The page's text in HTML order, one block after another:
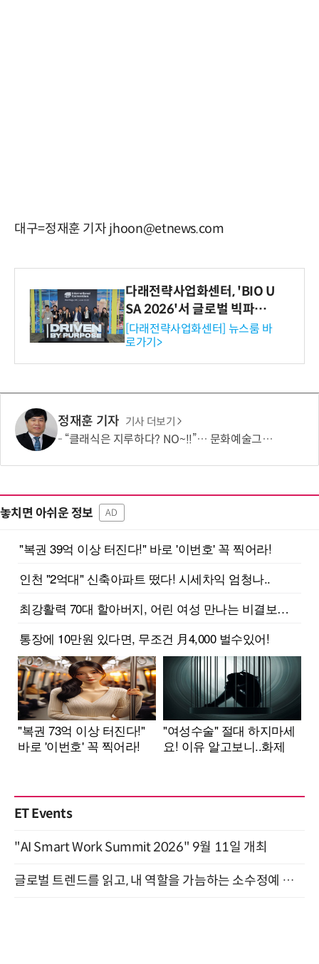
대구=정재훈 기자 jhoon@etnews.com
다래전략사업화센터, 'BIO U
SA 2026'서 글로벌 빅파마
와의 비즈니스 미팅 지원…K
-바이오 해외 진출 교두보 확
보
[다래전략사업화센터] 뉴스룸 바
로가기>
정재훈 기자 기사 더보기
“클래식은 지루하다? NO~!!”… 문화예술그룹 더같음, 관객 소통형 '춤추는 오케스트라' 런칭 쇼케이스 개최
놓치면 아쉬운 정보 AD
ET Events
"AI Smart Work Summit 2026" 9월 11일 개최
글로벌 트렌드를 읽고, 내 역할을 가늠하는 소수정예 실습 워크숍 (8/28)